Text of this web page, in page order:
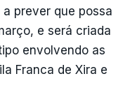
prever que possa
e será criada
envolvendo as
Franca de Xira e